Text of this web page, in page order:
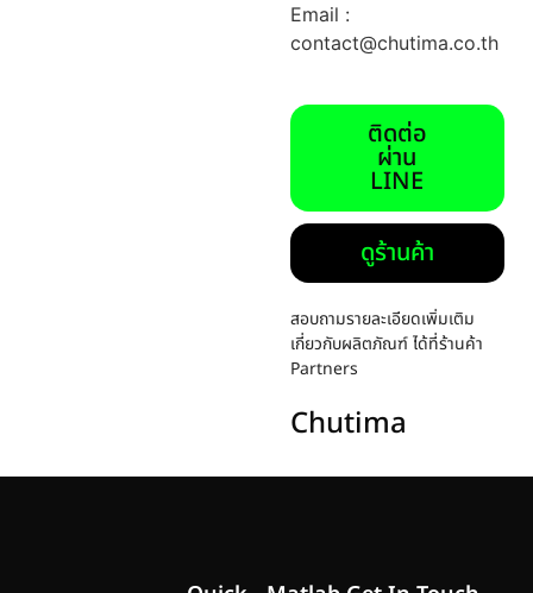
Email :
contact@chutima.co.th
ติดต่อ
ผ่าน
LINE
ดูร้านค้า
สอบถามรายละเอียดเพิ่มเติม
เกี่ยวกับผลิตภัณฑ์ ได้ที่ร้านค้า
Partners
Chutima